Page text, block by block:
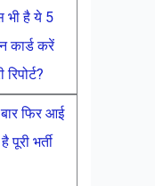
भी है ये 5
कार्ड करें
फिर आई
पूरी भर्ती